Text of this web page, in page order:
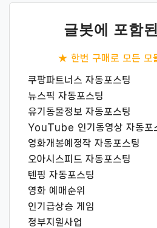
글봇에 포함
★ 한번 구매로 모든 모
쿠팡파트너스 자동포스팅
뉴스픽 자동포스팅
유기동물정보 자동포스팅
YouTube 인기동영상 자동포
영화개봉예정작 자동포스팅
오아시스피드 자동포스팅
텐핑 자동포스팅
영화 예매순위
인기급상승 게임
정부지원사업